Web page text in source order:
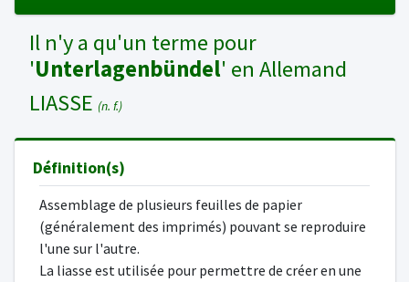
Il n'y a qu'un terme pour
'Unterlagenbündel' en Allemand
LIASSE (n. f.)
Définition(s)
Assemblage de plusieurs feuilles de papier
(généralement des imprimés) pouvant se reproduire
l'une sur l'autre.
La liasse est utilisée pour permettre de créer en une